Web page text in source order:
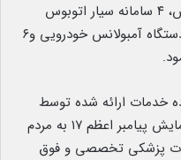
حیات‌بخش، ۳ سامانه اتوبوس اورژانس، ۴ سامانه سیار اتوبوس
دندانپزشکی ۱۵، سامانه مدیسین ،۵۲ دستگاه آمبولانس خودرویی و۶
خدمات ارائه شده توسط
بهداری رزمی نیروی زمینی سپاه در رزمایش پیامبر اعظم ۱۷ به مردم
پزشکی تخصصی و فوق